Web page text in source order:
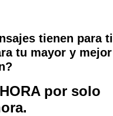
tienen para ti
tu mayor y mejor
por solo